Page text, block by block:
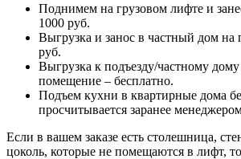
Поднимем на грузовом лифте и
1000 руб.
Выгрузка и занос в частный дом на
руб.
Выгрузка к подъезду/частному дому
помещение – бесплатно.
Подъем кухни в квартирные дома
просчитывается заранее
Если в вашем заказе есть столешница,
цоколь, которые не помещаются в лифт,